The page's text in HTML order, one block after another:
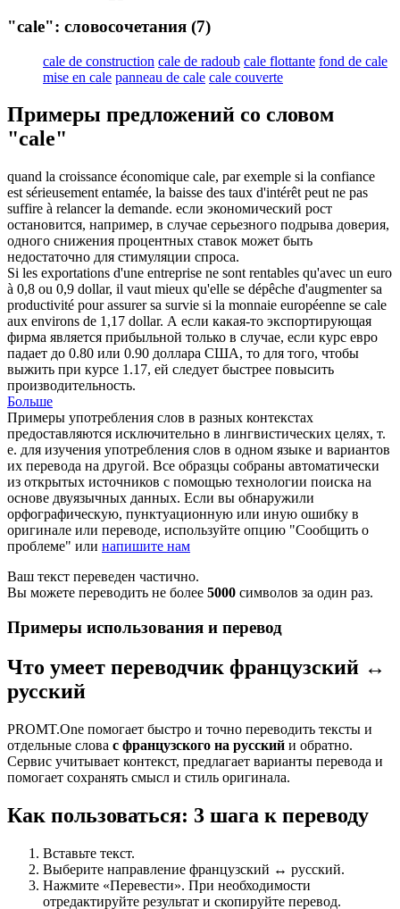
"cale": словосочетания (7)
cale de construction cale de radoub cale flottante fond de cale
mise en cale panneau de cale cale couverte
Примеры предложений со словом
"cale"
quand la croissance économique cale, par exemple si la confiance
est sérieusement entamée, la baisse des taux d'intérêt peut ne pas
suffire à relancer la demande. если экономический рост
остановится, например, в случае серьезного подрыва доверия,
одного снижения процентных ставок может быть
недостаточно для стимуляции спроса.
Si les exportations d'une entreprise ne sont rentables qu'avec un euro
à 0,8 ou 0,9 dollar, il vaut mieux qu'elle se dépêche d'augmenter sa
productivité pour assurer sa survie si la monnaie européenne se cale
aux environs de 1,17 dollar. А если какая-то экспортирующая
фирма является прибыльной только в случае, если курс евро
падает до 0.80 или 0.90 доллара США, то для того, чтобы
выжить при курсе 1.17, ей следует быстрее повысить
производительность.
Больше
Примеры употребления слов в разных контекстах
предоставляются исключительно в лингвистических целях, т.
е. для изучения употребления слов в одном языке и вариантов
их перевода на другой. Все образцы собраны автоматически
из открытых источников с помощью технологии поиска на
основе двуязычных данных. Если вы обнаружили
орфографическую, пунктуационную или иную ошибку в
оригинале или переводе, используйте опцию "Сообщить о
проблеме" или напишите нам
Ваш текст переведен частично.
Вы можете переводить не более 5000 символов за один раз.
Примеры использования и перевод
Что умеет переводчик французский ↔
русский
PROMT.One помогает быстро и точно переводить тексты и
отдельные слова с французского на русский и обратно.
Сервис учитывает контекст, предлагает варианты перевода и
помогает сохранять смысл и стиль оригинала.
Как пользоваться: 3 шага к переводу
Вставьте текст.
Выберите направление французский ↔ русский.
Нажмите «Перевести». При необходимости
отредактируйте результат и скопируйте перевод.